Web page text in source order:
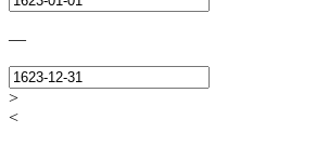
—
>
<